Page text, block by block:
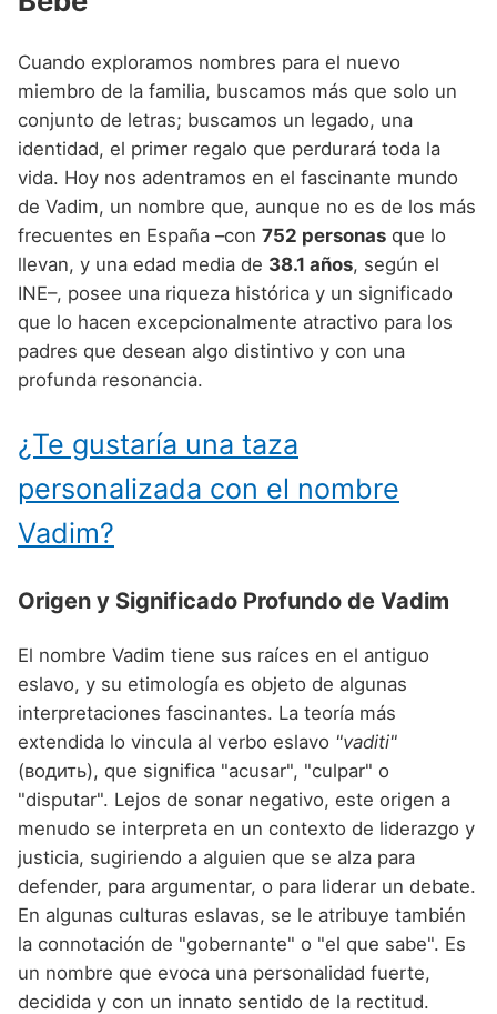
Nombres de niño que empiezan por Q
Nombres de niño que empiezan por R
Nombres de niño que empiezan por S
Nombres de niño que empiezan por T
Nombres de niño que empiezan por U
Nombres de niño que empiezan por V
Nombres de niño que empiezan por W
Nombres de niño que empiezan por X
Nombres de niño que empiezan por Z
Nombres de Niño Vascos
Nombres de Niño Rusos
Nombres de Niño Suecos
Cuando exploramos nombres para el nuevo
miembro de la familia, buscamos más que solo un
conjunto de letras; buscamos un legado, una
identidad, el primer regalo que perdurará toda la
vida. Hoy nos adentramos en el fascinante mundo
de Vadim, un nombre que, aunque no es de los más
frecuentes en España –con 752 personas que lo
llevan, y una edad media de 38.1 años, según el
INE–, posee una riqueza histórica y un significado
que lo hacen excepcionalmente atractivo para los
padres que desean algo distintivo y con una
profunda resonancia.
¿Te gustaría una taza
personalizada con el nombre
Vadim?
Origen y Significado Profundo de Vadim
El nombre Vadim tiene sus raíces en el antiguo
eslavo, y su etimología es objeto de algunas
interpretaciones fascinantes. La teoría más
extendida lo vincula al verbo eslavo "vaditi"
(водить), que significa "acusar", "culpar" o
"disputar". Lejos de sonar negativo, este origen a
menudo se interpreta en un contexto de liderazgo y
justicia, sugiriendo a alguien que se alza para
defender, para argumentar, o para liderar un debate.
En algunas culturas eslavas, se le atribuye también
la connotación de "gobernante" o "el que sabe". Es
un nombre que evoca una personalidad fuerte,
decidida y con un innato sentido de la rectitud.